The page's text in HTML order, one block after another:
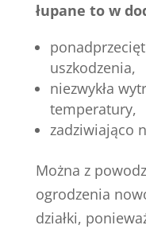
łupane to w
uszkodzenia,
niezwykła
temperatury,
zadziwiająco
Można z
ogrodzenia
działki,